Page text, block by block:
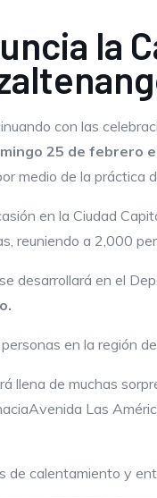
la
con las
25 de febrero
medio de la práctica
en la Ciudad
reuniendo a 2,000
desarrollará en el
en la región
llena de muchas
Las
de calentamiento y